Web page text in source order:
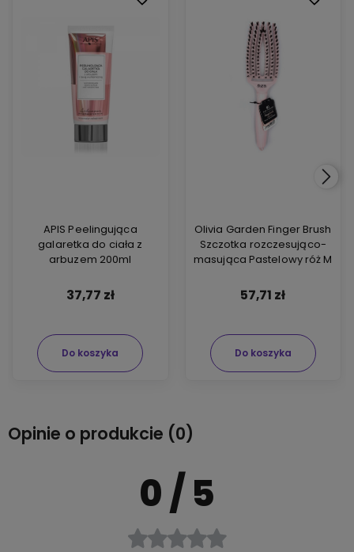
APIS Peelingująca
galaretka do ciała z
arbuzem 200ml
37,77 zł
Do koszyka
Olivia Garden Finger Brush
Szczotka rozczesująco-
masująca Pastelowy róż M
57,71 zł
Do koszyka
Opinie o produkcie (0)
0/ 5